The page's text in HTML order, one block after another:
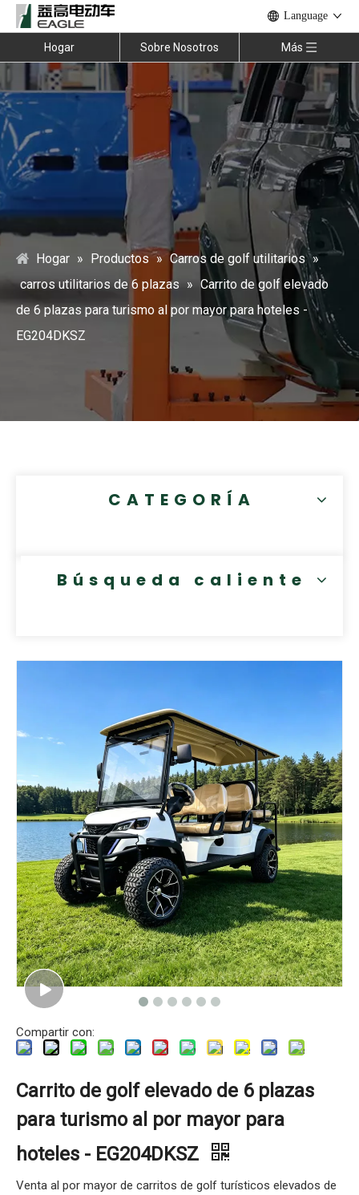
Language
Hogar Sobre Nosotros Más
Hogar » Productos » Carros de golf utilitarios »
carros utilitarios de 6 plazas » Carrito de golf elevado
de 6 plazas para turismo al por mayor para hoteles -
EG204DKSZ
CATEGORÍA
Búsqueda caliente
Compartir con:
Carrito de golf elevado de 6 plazas
para turismo al por mayor para
hoteles - EG204DKSZ
Venta al por mayor de carritos de golf turísticos elevados de